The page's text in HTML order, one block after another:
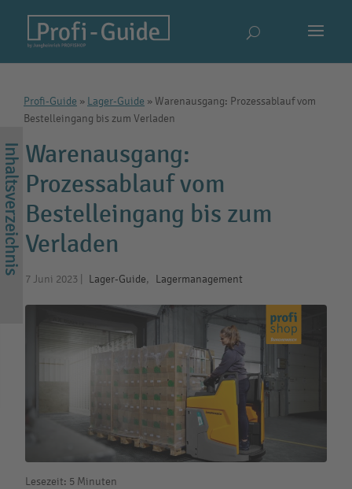
Profi-Guide » Lager-Guide » Warenausgang: Prozessablauf vom
Bestelleingang bis zum Verladen
Warenausgang:
Prozessablauf vom
Bestelleingang bis zum
Verladen
7 Juni 2023 Lager-Guide, Lagermanagement
Lesezeit: 5 Minuten